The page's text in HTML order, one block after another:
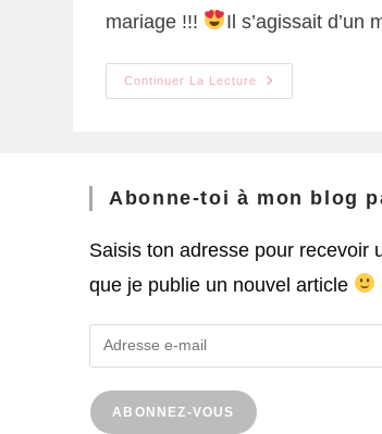
mariage !!!
Il s’agissait d’un
Continuer La Lecture
Abonne-toi à mon blog
Saisis ton adresse pour recevoir
que je publie un nouvel article
ABONNEZ-VOUS